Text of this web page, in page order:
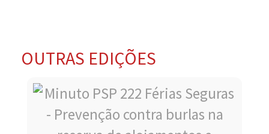
OUTRAS EDIÇÕES